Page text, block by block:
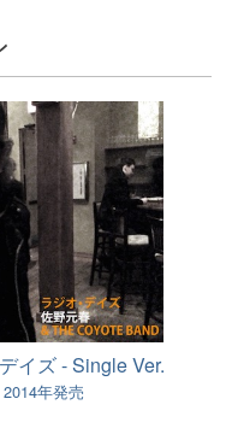
イズ - Single Ver.
2014年発売